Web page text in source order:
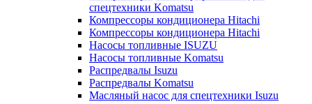
спецтехники Komatsu
Компрессоры кондиционера Hitachi
Компрессоры кондиционера Hitachi
Насосы топливные ISUZU
Насосы топливные Komatsu
Распредвалы Isuzu
Распредвалы Komatsu
Масляный насос для спецтехники Isuzu